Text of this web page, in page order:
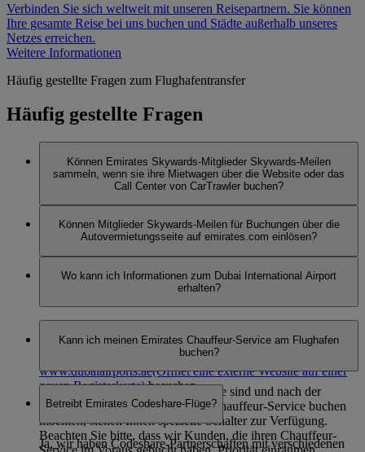
Verbinden Sie sich weltweit mit unseren Reisepartnern. Sie können
Ihre gesamte Reise bei uns buchen und Städte außerhalb unseres
Netzes erreichen.
Weitere Informationen
Häufig gestellte Fragen zum Flughafentransfer
Häufig gestellte Fragen
Können Emirates Skywards-Mitglieder Skywards-Meilen
sammeln, wenn sie ihre Mietwagen über die Website oder das
Call Center von CarTrawler buchen?
Buchungen online über die Autovermietungsseite auf
emirates.com vorgenommen werden.
Können Mitglieder Skywards-Meilen für Buchungen über die
Autovermietungsseite auf emirates.com einlösen?
Wo kann ich Informationen zum Dubai International Airport
erhalten?
Dubai International Airportoder auf der SeiteVAE-Visa.
Oder Sie können die Website des Flughafens unter
www.dubaiairports.ae(Öffnet eine externe Website auf einer
neuen Registerkarte)besuchen.
Kann ich meinen Emirates Chauffeur-Service am Flughafen
buchen?
Wenn Sie ein Business Class-Kunde sind und nach der
Landung auf dem Flughafen den Chauffeur-Service buchen
möchten, stehen Ihnen spezielle Schalter zur Verfügung.
Beachten Sie bitte, dass wir Kunden, die ihren Chauffeur-
Betreibt Emirates Codeshare-Flüge?
Ja, wir haben Codeshare-Partnerschaften mit verschiedenen